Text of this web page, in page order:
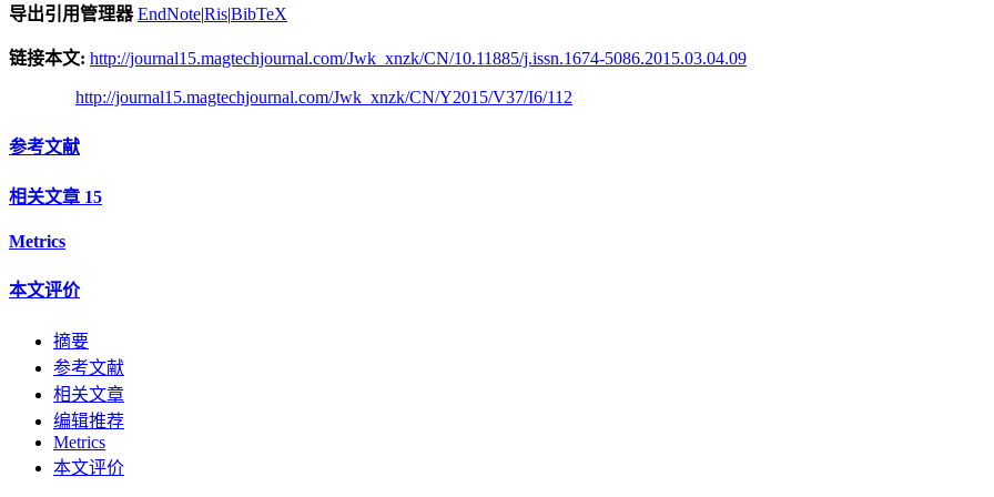
导出引用管理器 EndNote|Ris|BibTeX
链接本文: http://journal15.magtechjournal.com/Jwk_xnzk/CN/10.11885/j.issn.1674-5086.2015.03.04.09
http://journal15.magtechjournal.com/Jwk_xnzk/CN/Y2015/V37/I6/112
参考文献
相关文章 15
Metrics
本文评价
摘要
参考文献
相关文章
编辑推荐
Metrics
本文评价